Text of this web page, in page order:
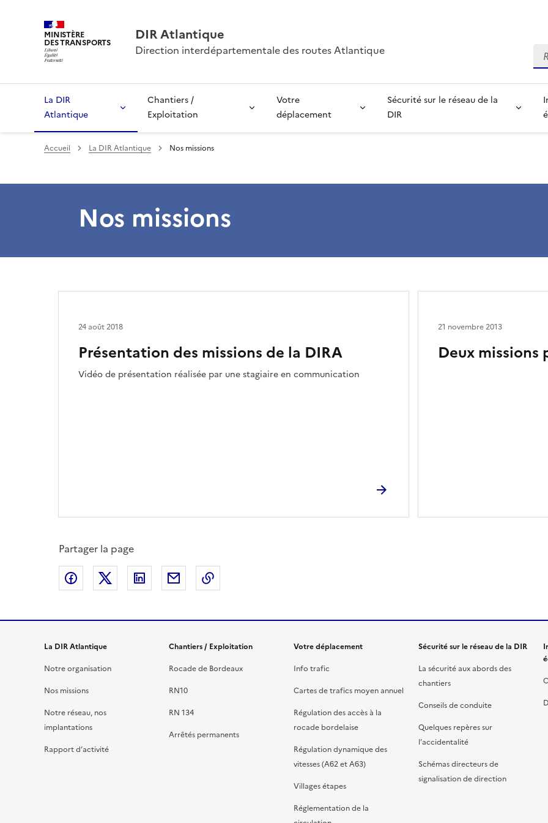
MINISTÈRE
DES TRANSPORTS DIR Atlantique
Direction interdépartementale des routes Atlantique
La DIR
Atlantique
Chantiers /
Exploitation
Votre
déplacement
Sécurité sur le réseau de la
DIR
Accueil La DIR Atlantique Nos missions
Nos missions
Présentation des missions de la DIRA
Vidéo de présentation réalisée par une stagiaire en communication
24 août 2018
Deux missions
21 novembre 2013
Partager la page
Partager sur Facebook
Partager sur XPartager sur LinkedIn
Partager par email
La DIR Atlantique
Notre organisation
Nos missions
Notre réseau, nos
implantations
Rapport d’activité
Chantiers / Exploitation
Rocade de Bordeaux
RN10
RN 134
Arrêtés permanents
Votre déplacement
Info trafic
Cartes de trafics moyen annuel
Régulation des accès à la
rocade bordelaise
Régulation dynamique des
vitesses (A62 et A63)
Villages étapes
Réglementation de la
Sécurité sur le réseau de la DIR
La sécurité aux abords des
chantiers
Conseils de conduite
Quelques repères sur
l’accidentalité
Schémas directeurs de
signalisation de direction